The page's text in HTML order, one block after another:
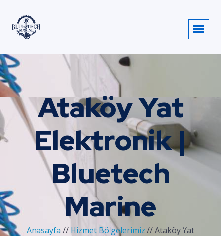
Ataköy Yat
Elektronik |
Bluetech
Marine
Anasayfa // Hizmet Bölgelerimiz //Ataköy Yat